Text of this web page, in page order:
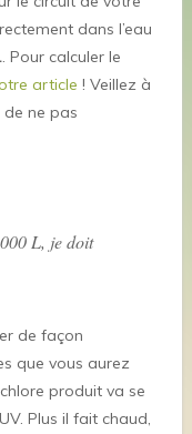
dans l’eau
. Pour calculer le
article ! Veillez à
de ne pas
L, je doit
de façon
que vous aurez
produit va se
Plus il fait chaud,